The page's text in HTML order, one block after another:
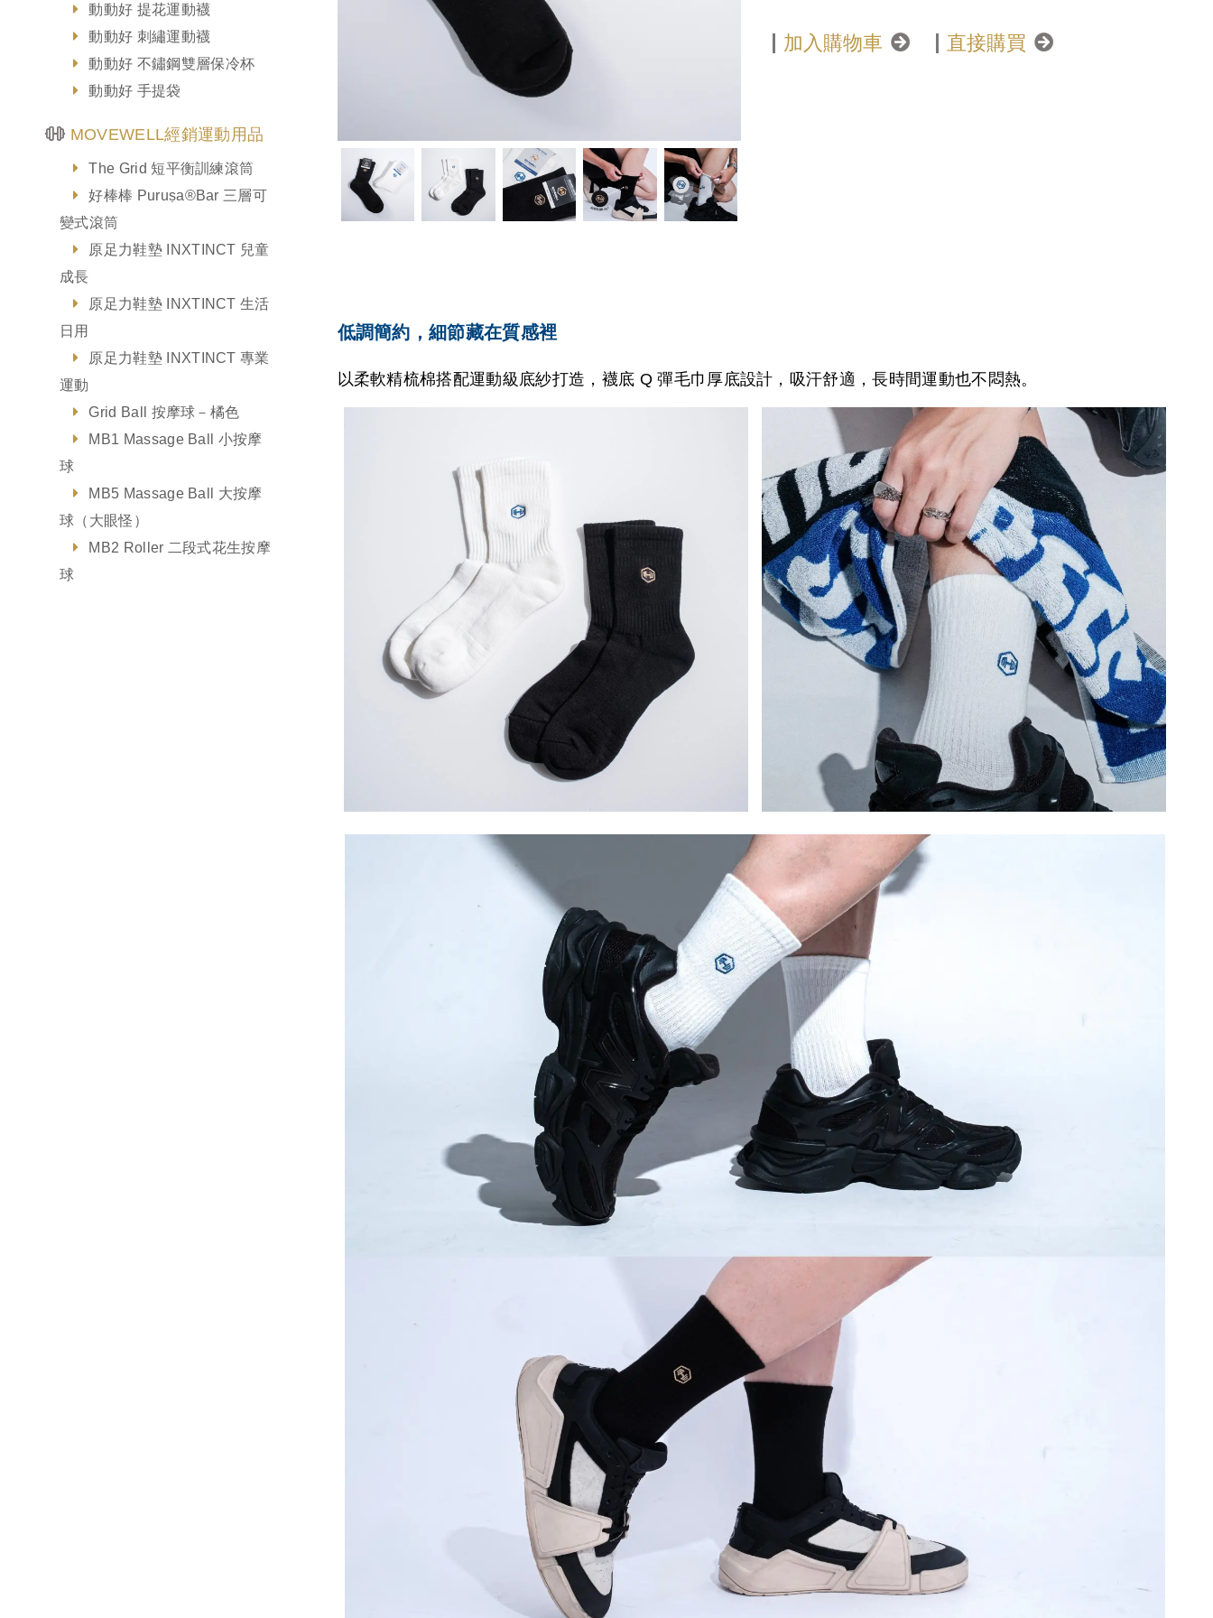
動動好 提花運動襪
動動好 刺繡運動襪
動動好 不鏽鋼雙層保冷杯
動動好 手提袋
MOVEWELL經銷運動用品
The Grid 短平衡訓練滾筒
好棒棒 Puruṣa®Bar 三層可
變式滾筒
原足力鞋墊 INXTINCT 兒童
成長
原足力鞋墊 INXTINCT 生活
日用
原足力鞋墊 INXTINCT 專業
運動
Grid Ball 按摩球－橘色
MB1 Massage Ball 小按摩
球
MB5 Massage Ball 大按摩
球（大眼怪）
MB2 Roller 二段式花生按摩
球
加入購物車 直接購買
低調簡約，細節藏在質感裡
以柔軟精梳棉搭配運動級底紗打造，襪底 Q 彈毛巾厚底設計，吸汗舒適，長時間運動也不悶熱。